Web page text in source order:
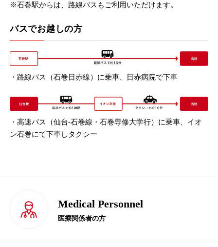
※石巻駅からは、路線バスもご利用いただけます。
バスでお越しの方
・路線バス（石巻日赤線）に乗車、日赤病院で下車
・高速バス（仙台‐石巻線・石巻専修大学行）に乗車、イオ
ン石巻にて下車しタクシー
Medical Personnel
医療関係者の方